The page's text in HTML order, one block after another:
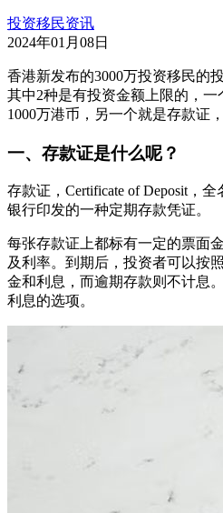
投资移民资讯
2024年01月08日
香港新发布的3000万投资移民的
其中2种是有投资金额上限的，
1000万港币，另一个就是存款证
一、存款证是什么呢？
存款证，Certificate of Deposit，
银行印发的一种定期存款凭证。
每张存款证上都标有一定的票面
及利率。到期后，投资者可以按
金和利息，而逾期存款则不计息
利息的选项。